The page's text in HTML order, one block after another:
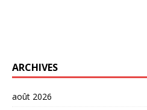
ARCHIVES
août 2026